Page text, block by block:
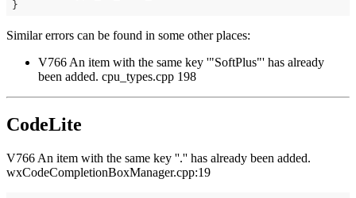
Similar errors can be found in some other places:
V766 An item with the same key '"SoftPlus"' has already
been added. cpu_types.cpp 198
CodeLite
V766 An item with the same key ''.'' has already been added.
wxCodeCompletionBoxManager.cpp:19